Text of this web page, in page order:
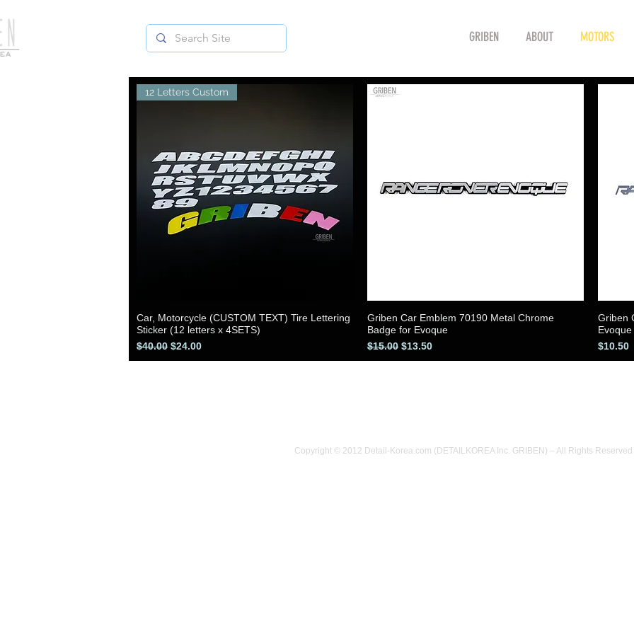
GRIBEN ABOUT MOTORS
クイックビュー
12 Letters Custom
Car, Motorcycle (CUSTOM TEXT) Tire Lettering
Sticker (12 letters x 4SETS)
通常価格
$40.00 セール価格
$24.00
クイックビュー
Griben Car Emblem 70190 Metal Chrome
Badge for Evoque
通常価格
$15.00 セール価格
$13.50
Griben
Evoque
価格
$10.50
Copyright © 2012 Detail-Korea.com (DETAILKOREA Inc. GRIBEN) – All Rights Reserved